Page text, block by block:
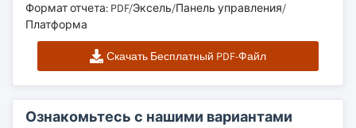
Формат отчета: PDF/Эксель/Панель управления/
Платформа
Скачать Бесплатный PDF-Файл
Ознакомьтесь с нашими вариантами